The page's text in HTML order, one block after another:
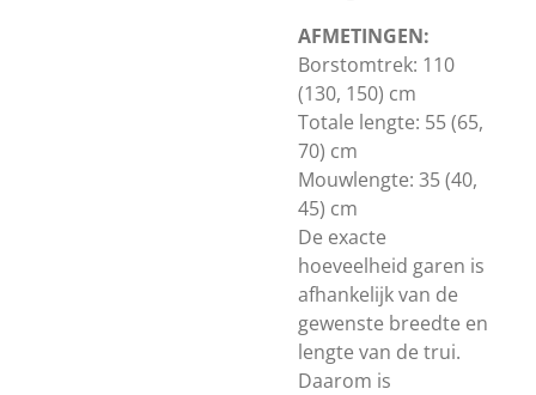
AFMETINGEN:
Borstomtrek: 110
(130, 150) cm
Totale lengte: 55 (65,
70) cm
Mouwlengte: 35 (40,
45) cm
De exacte
hoeveelheid garen is
afhankelijk van de
gewenste breedte en
lengte van de trui.
Daarom is